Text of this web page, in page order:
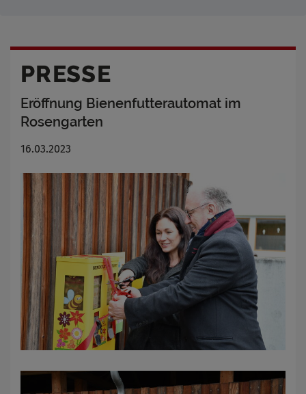
PRESSE
Eröffnung Bienenfutterautomat im
Rosengarten
16.03.2023